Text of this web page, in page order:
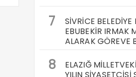
7
SİVRİCE
EBUBEKİR IRMAK
ALARAK GÖREVE
8
ELAZIĞ
YILIN SİYASETÇİSİ